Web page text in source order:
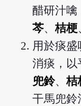
醋研汁噙
芩、桔梗
用於痰
消痰，以
兜鈴、桔
干馬兜鈴